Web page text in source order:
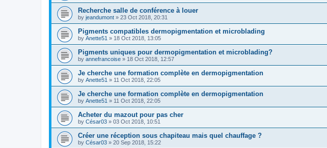
Recherche salle de conférence à louer
by jeandumont » 23 Oct 2018, 20:31
Pigments compatibles dermopigmentation et microblading
by Anette51 » 18 Oct 2018, 13:05
Pigments uniques pour dermopigmentation et microblading?
by annefrancoise » 18 Oct 2018, 12:57
Je cherche une formation complète en dermopigmentation
by Anette51 » 11 Oct 2018, 22:05
Je cherche une formation complète en dermopigmentation
by Anette51 » 11 Oct 2018, 22:05
Acheter du mazout pour pas cher
by César03 » 03 Oct 2018, 10:51
Créer une réception sous chapiteau mais quel chauffage ?
by César03 » 20 Sep 2018, 15:22